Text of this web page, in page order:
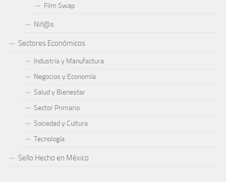
Film Swap
Niñ@s
Sectores Económicos
Industria y Manufactura
Negocios y Economía
Salud y Bienestar
Sector Primario
Sociedad y Cultura
Tecnología
Sello Hecho en México